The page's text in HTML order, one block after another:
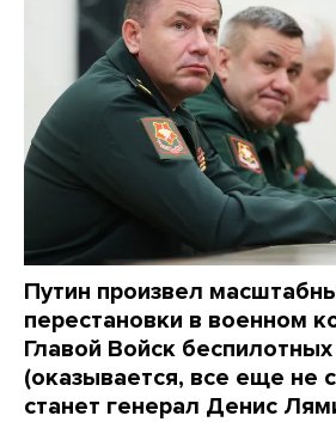
Путин произвел
перестановки в военном
Главой Войск
(оказывается, все еще не
станет генерал Денис